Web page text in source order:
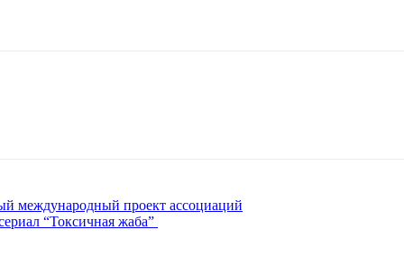
международный проект ассоциаций
“Токсичная жаба”